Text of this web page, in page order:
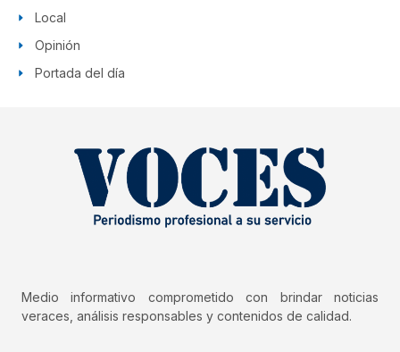
Local
Opinión
Portada del día
Medio informativo comprometido con brindar noticias
veraces, análisis responsables y contenidos de calidad.